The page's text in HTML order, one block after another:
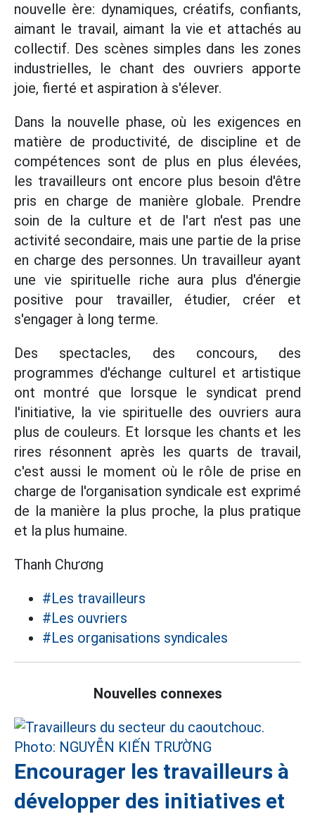
nouvelle ère: dynamiques, créatifs, confiants,
aimant le travail, aimant la vie et attachés au
collectif. Des scènes simples dans les zones
industrielles, le chant des ouvriers apporte
joie, fierté et aspiration à s'élever.
Dans la nouvelle phase, où les exigences en
matière de productivité, de discipline et de
compétences sont de plus en plus élevées,
les travailleurs ont encore plus besoin d'être
pris en charge de manière globale. Prendre
soin de la culture et de l'art n'est pas une
activité secondaire, mais une partie de la prise
en charge des personnes. Un travailleur ayant
une vie spirituelle riche aura plus d'énergie
positive pour travailler, étudier, créer et
s'engager à long terme.
Des spectacles, des concours, des
programmes d'échange culturel et artistique
ont montré que lorsque le syndicat prend
l'initiative, la vie spirituelle des ouvriers aura
plus de couleurs. Et lorsque les chants et les
rires résonnent après les quarts de travail,
c'est aussi le moment où le rôle de prise en
charge de l'organisation syndicale est exprimé
de la manière la plus proche, la plus pratique
et la plus humaine.
Thanh Chương
#Les travailleurs
#Les ouvriers
#Les organisations syndicales
Nouvelles connexes
Encourager les travailleurs à
développer des initiatives et